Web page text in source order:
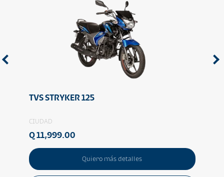
TVS STRYKER 125
CIUDAD
Q 11,999.00
Quiero más detalles